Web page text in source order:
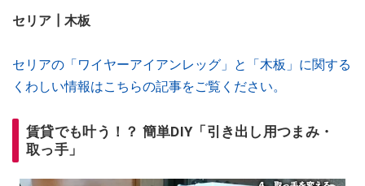
セリア┃木板
セリアの「ワイヤーアイアンレッグ」と「木板」に関する
くわしい情報はこちらの記事をご覧ください。
賃貸でも叶う！？ 簡単DIY「引き出し用つまみ・
取っ手」